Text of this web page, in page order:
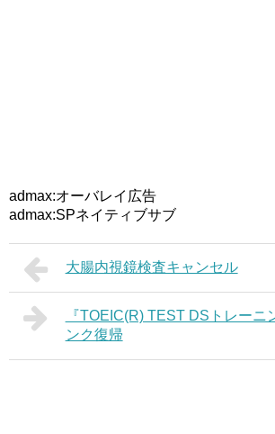
admax:オーバレイ広告
admax:SPネイティブサブ
大腸内視鏡検査キャンセル
『TOEIC(R) TEST DSトレーニ
ンク復帰